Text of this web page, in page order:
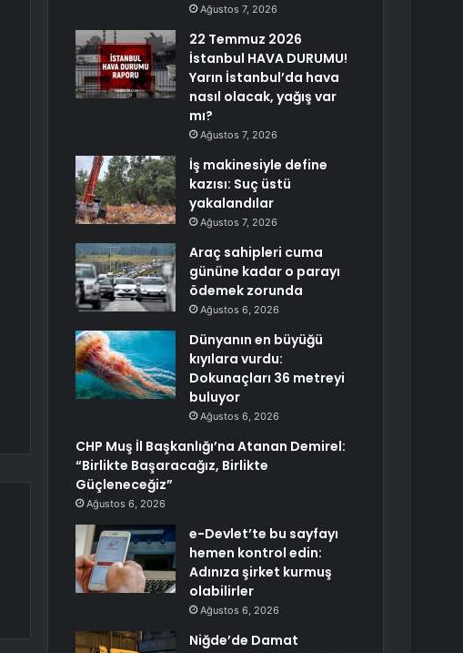
Ağustos 7, 2026
22 Temmuz 2026
İstanbul HAVA DURUMU!
Yarın İstanbul’da hava
nasıl olacak, yağış var
mı?
Ağustos 7, 2026
İş makinesiyle define
kazısı: Suç üstü
yakalandılar
Ağustos 7, 2026
Araç sahipleri cuma
gününe kadar o parayı
ödemek zorunda
Ağustos 6, 2026
Dünyanın en büyüğü
kıyılara vurdu:
Dokunaçları 36 metreyi
buluyor
Ağustos 6, 2026
CHP Muş İl Başkanlığı’na Atanan Demirel:
“Birlikte Başaracağız, Birlikte
Güçleneceğiz”
Ağustos 6, 2026
e-Devlet’te bu sayfayı
hemen kontrol edin:
Adınıza şirket kurmuş
olabilirler
Ağustos 6, 2026
Niğde’de Damat